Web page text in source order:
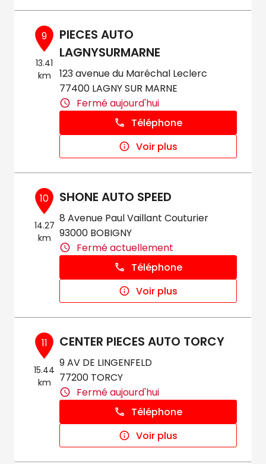
9
13.41
km
PIECES AUTO
LAGNYSURMARNE
123 avenue du Maréchal Leclerc
77400 LAGNY SUR MARNE
Fermé aujourd'hui
Téléphone
Voir plus
10
14.27
km
SHONE AUTO SPEED
8 Avenue Paul Vaillant Couturier
93000 BOBIGNY
Fermé actuellement
Téléphone
Voir plus
11
15.44
km
CENTER PIECES AUTO TORCY
9 AV DE LINGENFELD
77200 TORCY
Fermé aujourd'hui
Téléphone
Voir plus